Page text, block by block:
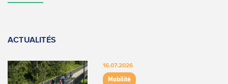
ACTUALITÉS
16.07.2026
Mobilité